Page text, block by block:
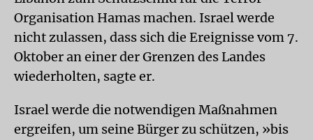
Organisation Hamas machen. Israel werde
nicht zulassen, dass sich die Ereignisse vom 7.
Oktober an einer der Grenzen des Landes
wiederholten, sagte er.
Israel werde die notwendigen Maßnahmen
ergreifen, um seine Bürger zu schützen, »bis